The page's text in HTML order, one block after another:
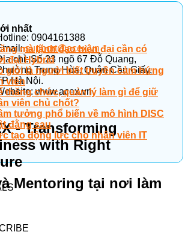
0904161388
support@acex.vn
chỉ: Số 23 ngõ 67 Đỗ Quang,
Trung Hòa, Quận Cầu Giấy,
Hà Nội.
www.acex.vn
- Transforming
with Right
nhất
mà lãnh đạo hiện đại cần có
đại Hybrid
giỏi là người biết truyền cảm hứng
viên
thăng chức, quản lý làm gì để giữ
viên chủ chốt?
tưởng phổ biến về mô hình DISC
đằng sau
tạo động lực cho nhân viên IT
Mentoring tại nơi làm